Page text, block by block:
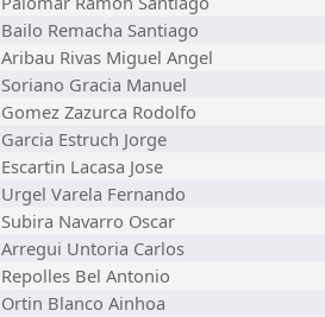
Bailo Remacha Santiago
Aribau Rivas Miguel Angel
Soriano Gracia Manuel
Gomez Zazurca Rodolfo
Garcia Estruch Jorge
Escartin Lacasa Jose
Urgel Varela Fernando
Subira Navarro Oscar
Arregui Untoria Carlos
Repolles Bel Antonio
Ortin Blanco Ainhoa